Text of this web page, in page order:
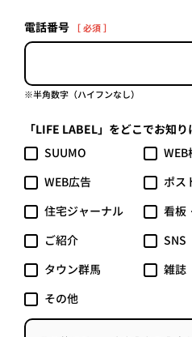
電話番号 ［ 必須 ］
※半角数字（ハイフンなし）
「LIFE LABEL」をどこでお知
SUUMO
WEB
WEB広告
ポス
住宅ジャーナル
看板
ご紹介
SNS
タウン群馬
雑誌
その他